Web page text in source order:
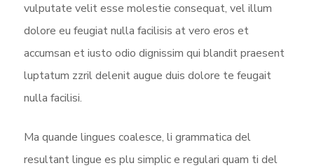
vulputate velit esse molestie consequat, vel illum
dolore eu feugiat nulla facilisis at vero eros et
accumsan et iusto odio dignissim qui blandit praesent
luptatum zzril delenit augue duis dolore te feugait
nulla facilisi.
Ma quande lingues coalesce, li grammatica del
resultant lingue es plu simplic e regulari quam ti del